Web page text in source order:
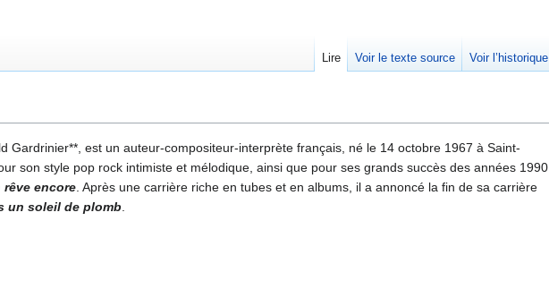
Gardrinier**, est un auteur-compositeur-interprète français, né le 14 octobre 1967 à Saint-
son style pop rock intimiste et mélodique, ainsi que pour ses grands succès des années 1990
rêve encore. Après une carrière riche en tubes et en albums, il a annoncé la fin de sa carrière
un soleil de plomb.
Lire Voir le texte source Voir l’historique